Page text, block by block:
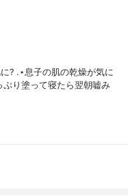
? .⋆息子の肌の乾燥が気に
り塗って寝たら翌朝嘘み